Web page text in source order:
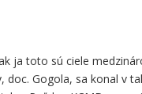
ja toto sú ciele
Gogola, sa konal v